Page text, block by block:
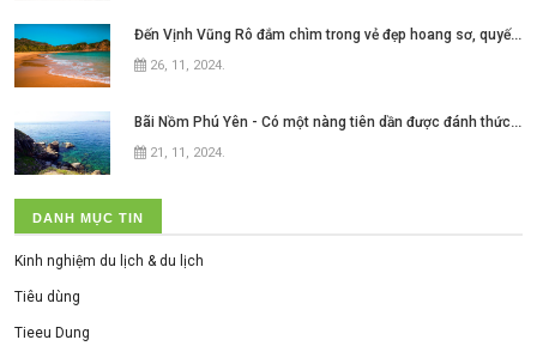
Đến Vịnh Vũng Rô đắm chìm trong vẻ đẹp hoang sơ, quyến rũ của
26, 11, 2024.
Bãi Nồm Phú Yên - Có một nàng tiên dần được đánh thức ở xứ hoa vàng cỏ xanh
21, 11, 2024.
DANH MỤC TIN
Kinh nghiệm du lịch & du lịch
Tiêu dùng
Tieeu Dung